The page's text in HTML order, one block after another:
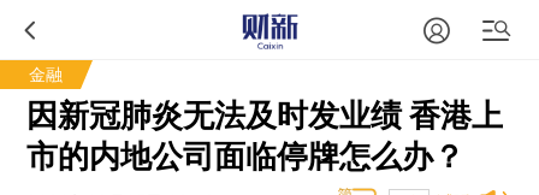
金融
因新冠肺炎无法及时发业绩 香港上
市的内地公司面临停牌怎么办？